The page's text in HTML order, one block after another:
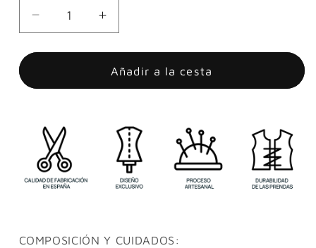
Reducir
cantidad
para
MONIQUE
Aumentar
cantidad
para
PANTALÓN
MONIQUE
Añadir a la cesta
COMPOSICIÓN Y CUIDADOS: